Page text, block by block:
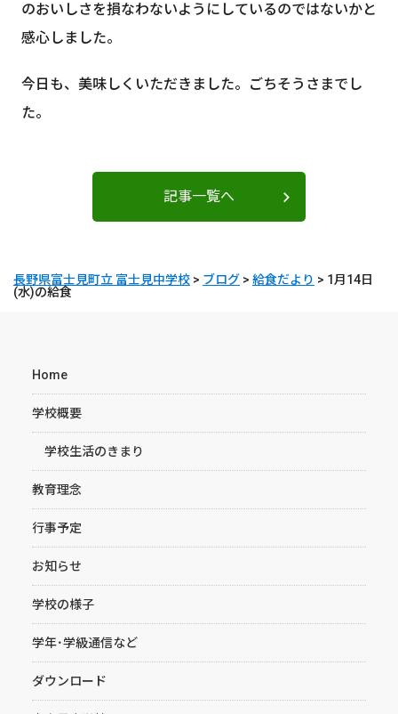
のおいしさを損なわないようにしているのではないかと
感心しました。
今日も、美味しくいただきました。ごちそうさまでし
た。
記事一覧へ
長野県富士見町立 富士見中学校 > ブログ > 給食だより > 1月14日
(水)の給食
Home
学校概要
学校生活のきまり
教育理念
行事予定
お知らせ
学校の様子
学年･学級通信など
ダウンロード